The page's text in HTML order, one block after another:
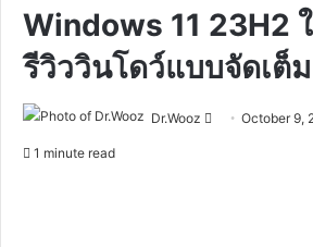
Windows 11 23H2
รีวิววินโดว์แบบจัดเต็ม
Dr.Wooz
SendOctober 9,
1 minute read